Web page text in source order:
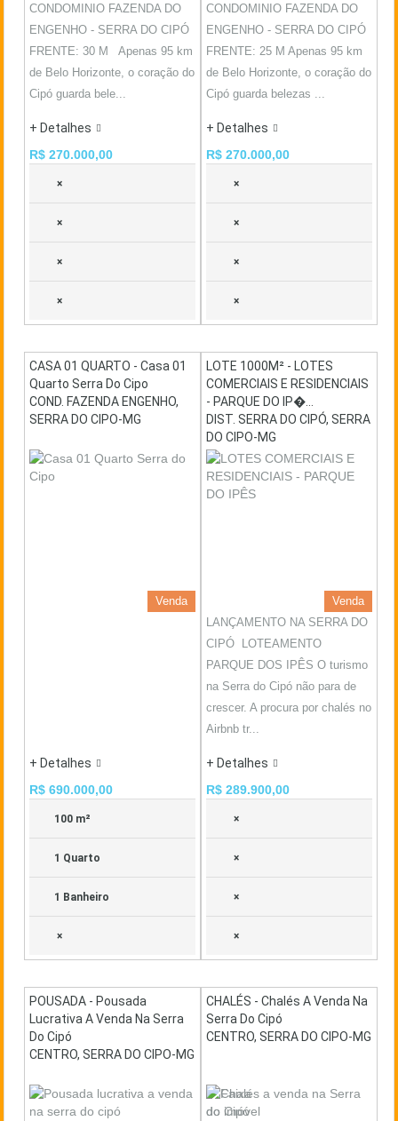
CONDOMINIO FAZENDA DO
ENGENHO - SERRA DO CIPÓ
FRENTE: 30 M Apenas 95 km
de Belo Horizonte, o coração do
Cipó guarda bele...
+ Detalhes
R$ 270.000,00
×
×
×
×
CONDOMINIO FAZENDA DO
ENGENHO - SERRA DO CIPÓ
FRENTE: 25 M Apenas 95 km
de Belo Horizonte, o coração do
Cipó guarda belezas ...
+ Detalhes
R$ 270.000,00
×
×
×
×
CASA 01 QUARTO - Casa 01
Quarto Serra Do Cipo
COND. FAZENDA ENGENHO,
SERRA DO CIPO-MG
Venda
+ Detalhes
R$ 690.000,00
100 m²
1 Quarto
1 Banheiro
×
LOTE 1000M² - LOTES
COMERCIAIS E RESIDENCIAIS
- PARQUE DO IP�...
DIST. SERRA DO CIPÓ, SERRA
DO CIPO-MG
Venda
LANÇAMENTO NA SERRA DO
CIPÓ LOTEAMENTO
PARQUE DOS IPÊS O turismo
na Serra do Cipó não para de
crescer. A procura por chalés no
Airbnb tr...
+ Detalhes
R$ 289.900,00
×
×
×
×
POUSADA - Pousada
Lucrativa A Venda Na Serra
Do Cipó
CENTRO, SERRA DO CIPO-MG
CHALÉS - Chalés A Venda Na
Serra Do Cipó
CENTRO, SERRA DO CIPO-MG